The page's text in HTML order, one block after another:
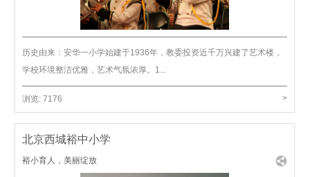
历史由来：安华一小学始建于1936年，教委投资近千万兴建了艺术楼，
学校环境整洁优雅，艺术气氛浓厚。1...
浏览:7176 >
北京西城裕中小学
裕小育人，美丽绽放